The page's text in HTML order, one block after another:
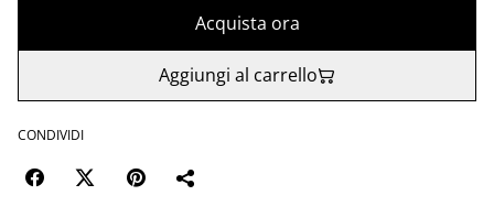
Acquista ora
Aggiungi al carrello
CONDIVIDI